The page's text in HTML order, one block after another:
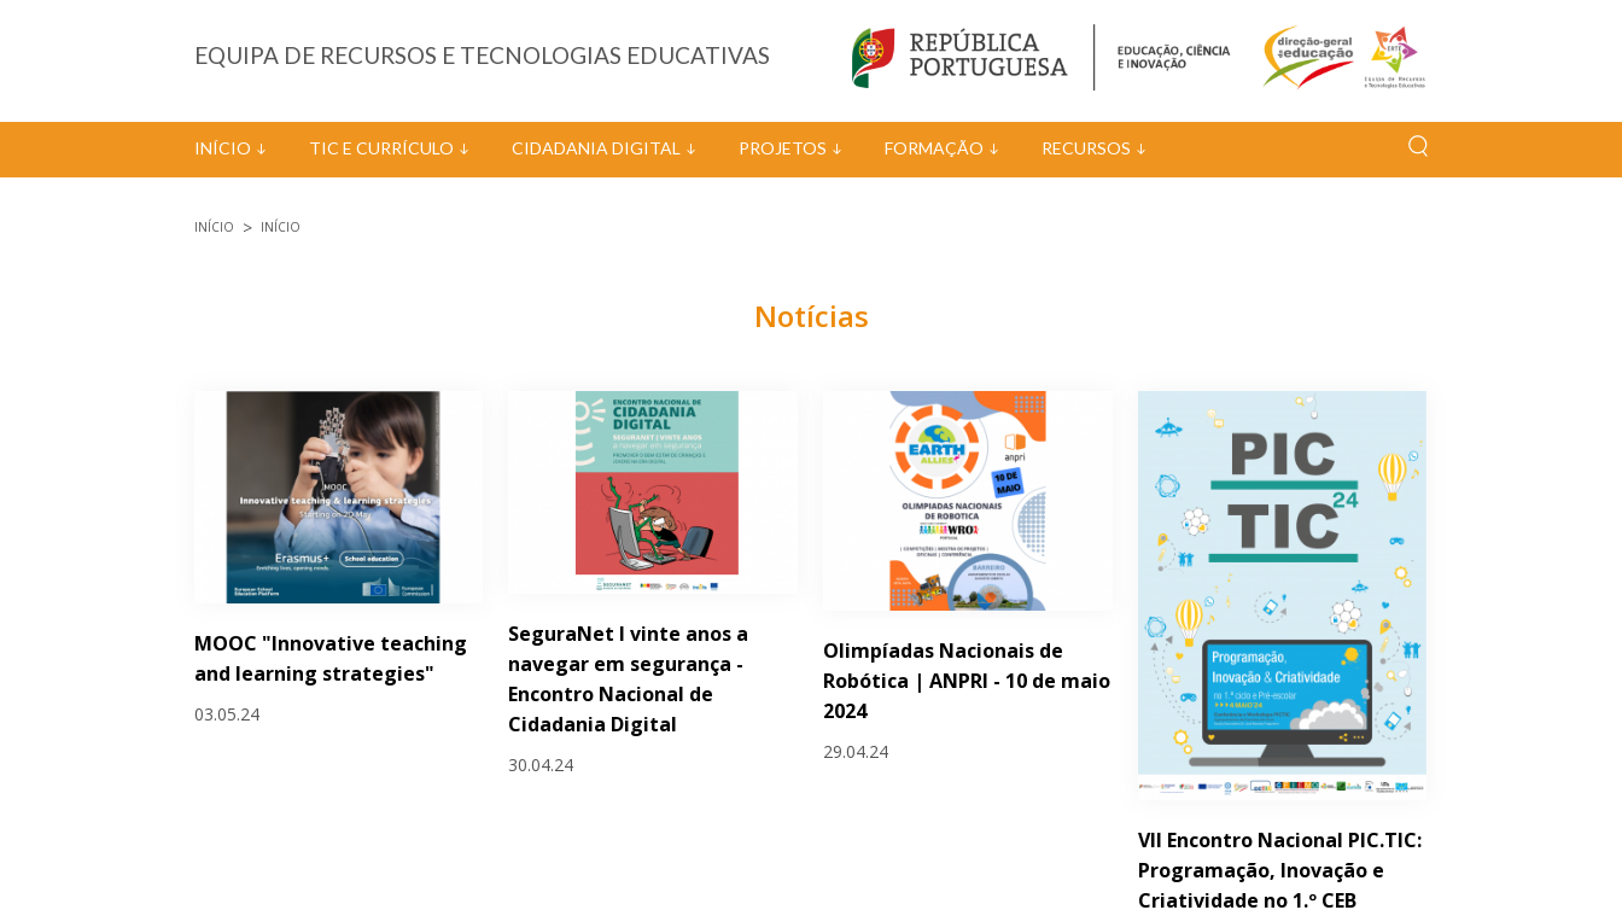
EQUIPA DE RECURSOS E TECNOLOGIAS EDUCATIVAS
INÍCIO TIC E CURRÍCULO CIDADANIA DIGITAL PROJETOS FORMAÇÃO RECURSOS
INÍCIO INÍCIO
Notícias
MOOC "Innovative teaching
and learning strategies"
03.05.24
SeguraNet I vinte anos a
navegar em segurança -
Encontro Nacional de
Cidadania Digital
30.04.24
Olimpíadas Nacionais de
Robótica | ANPRI - 10 de maio
2024
29.04.24
VII Encontro Nacional PIC.TIC:
Programação, Inovação e
Criatividade no 1.º CEB
Páginas